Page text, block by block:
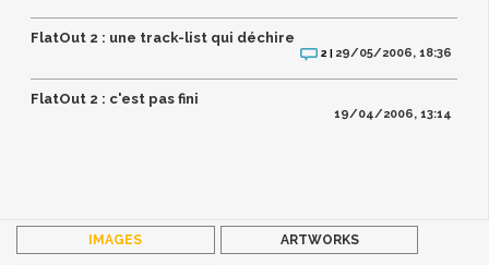
FlatOut 2 : une track-list qui déchire
2 | 29/05/2006, 18:36
FlatOut 2 : c'est pas fini
19/04/2006, 13:14
IMAGES ARTWORKS